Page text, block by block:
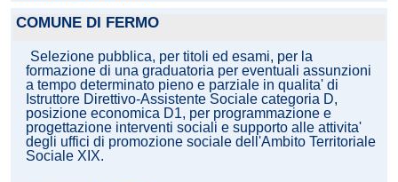
COMUNE DI FERMO
Selezione pubblica, per titoli ed esami, per la
formazione di una graduatoria per eventuali assunzioni
a tempo determinato pieno e parziale in qualita' di
Istruttore Direttivo-Assistente Sociale categoria D,
posizione economica D1, per programmazione e
progettazione interventi sociali e supporto alle attivita'
degli uffici di promozione sociale dell'Ambito Territoriale
Sociale XIX.